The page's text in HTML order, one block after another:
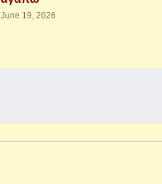
June 19, 2026